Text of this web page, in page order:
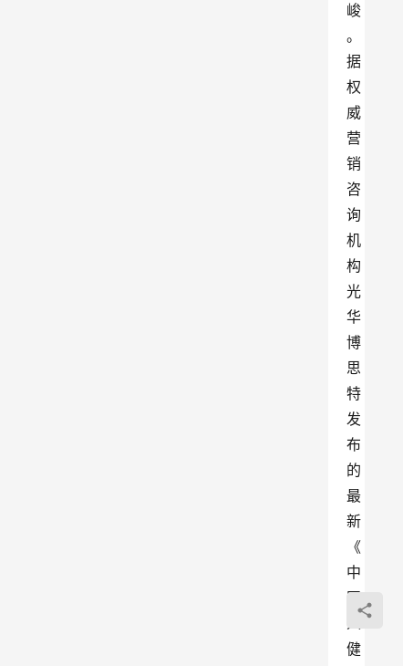
峻
。
据
权
威
营
销
咨
询
机
构
光
华
博
思
特
发
布
的
最
新
《
中
国
人
健